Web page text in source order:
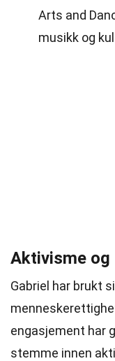
Arts and
musikk og
Aktivisme
Gabriel har brukt
engasjement har
stemme innen